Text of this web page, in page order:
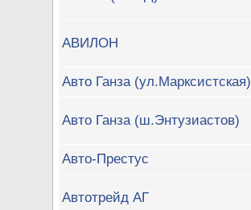
АВИЛОН
Авто Ганза (ул.Марксистская)
Авто Ганза (ш.Энтузиастов)
Авто-Престус
Автотрейд АГ